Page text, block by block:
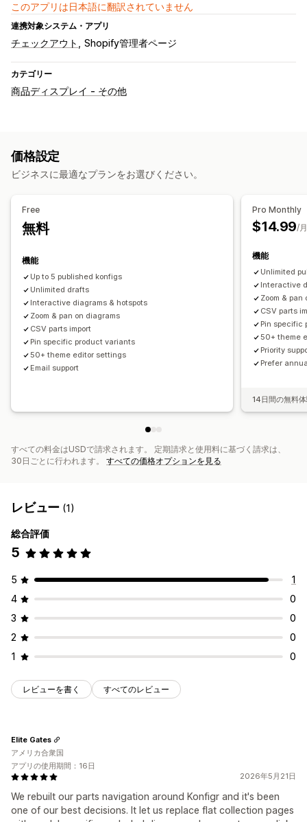
このアプリは日本語に翻訳されていません
連携対象システム・アプリ
チェックアウト Shopify管理者ページ
カテゴリー
商品ディスプレイ - その他
価格設定
ビジネスに最適なプランをお選びください。
Free
無料
機能
Up to 5 published konfigs
Unlimited drafts
Interactive diagrams & hotspots
Zoom & pan on diagrams
CSV parts import
Pin specific product variants
50+ theme editor settings
Email support
Pro Monthly
$14.99/
機能
Unlimited
Interactive
Zoom & pan
CSV parts
Pin specific
50+ theme
Priority
Prefer
14日間の無料
すべての料金はUSDで請求されます。 定期請求と使用料に基づく請求は、
30日ごとに行われます。 すべての価格オプションを見る
レビュー (1)
総合評価
5
5
1
4
0
3
0
2
0
1
0
レビューを書く すべてのレビュー
2026年5月21日
We rebuilt our parts navigation around Konfigr and it's been
one of our best decisions. It let us replace flat collection pages
Elite Gates
アメリカ合衆国
アプリの使用期間：16日